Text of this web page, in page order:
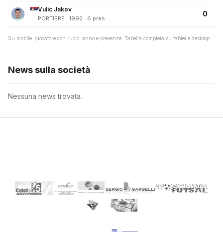
Vulic Jakov
PORTIERE · 1992 · 6 pres
0
Su mobile: giocatore con ruolo, anno e presenze. Tabella completa su tablet e desktop.
News sulla società
Nessuna news trovata.